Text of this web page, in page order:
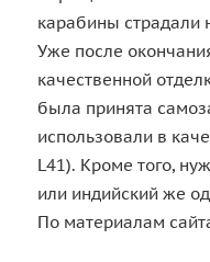
карабины страдали
Уже после
качественной
была принята
использовали в
L41). Кроме того,
или индийский же
По материалам